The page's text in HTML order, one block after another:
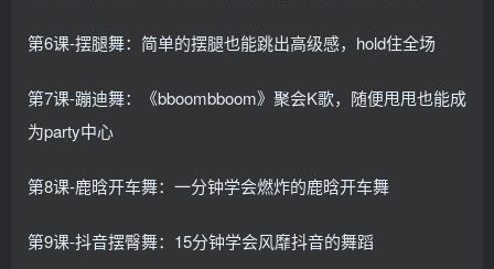
第6课-摆腿舞：简单的摆腿也能跳出高级感，hold住全场
第7课-蹦迪舞：《bboombboom》聚会K歌，随便甩甩也能成
为party中心
第8课-鹿晗开车舞：一分钟学会燃炸的鹿晗开车舞
第9课-抖音摆臀舞：15分钟学会风靡抖音的舞蹈